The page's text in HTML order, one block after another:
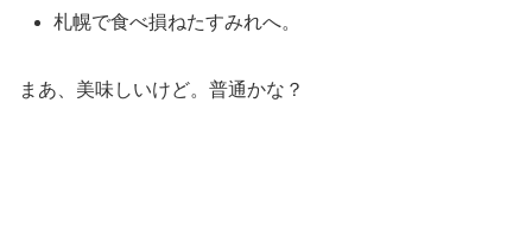
札幌で食べ損ねたすみれへ。
まあ、美味しいけど。普通かな？